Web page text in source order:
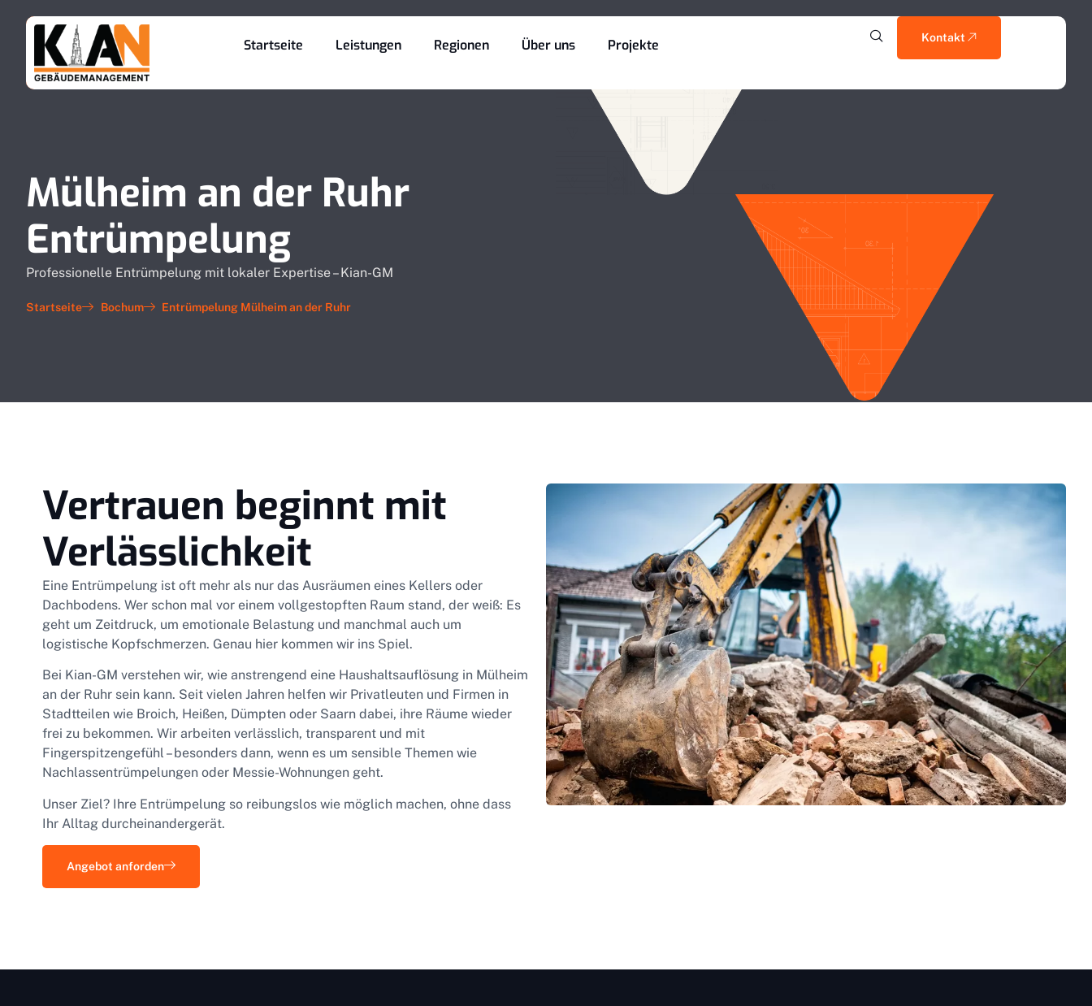
Startseite Leistungen Regionen Über uns Projekte Kontakt
Mülheim an der Ruhr
Entrümpelung
Professionelle Entrümpelung mit lokaler Expertise – Kian-GM
Startseite Bochum Entrümpelung Mülheim an der Ruhr
Vertrauen beginnt mit
Verlässlichkeit
Eine Entrümpelung ist oft mehr als nur das Ausräumen eines Kellers oder
Dachbodens. Wer schon mal vor einem vollgestopften Raum stand, der weiß: Es
geht um Zeitdruck, um emotionale Belastung und manchmal auch um
logistische Kopfschmerzen. Genau hier kommen wir ins Spiel.
Bei Kian-GM verstehen wir, wie anstrengend eine Haushaltsauflösung in Mülheim
an der Ruhr sein kann. Seit vielen Jahren helfen wir Privatleuten und Firmen in
Stadtteilen wie Broich, Heißen, Dümpten oder Saarn dabei, ihre Räume wieder
frei zu bekommen. Wir arbeiten verlässlich, transparent und mit
Fingerspitzengefühl – besonders dann, wenn es um sensible Themen wie
Nachlassentrümpelungen oder Messie-Wohnungen geht.
Unser Ziel? Ihre Entrümpelung so reibungslos wie möglich machen, ohne dass
Ihr Alltag durcheinandergerät.
Angebot anforden